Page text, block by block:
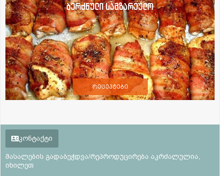
ბერძნული სამზარეულო
რეცეპტები
კონტაქტი
მასალების გადაბეჭდვა/რეპროდუცირება აკრძალულია,
იხილეთ